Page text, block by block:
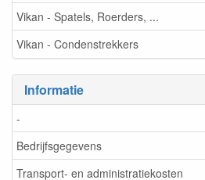
Vikan - Spatels, Roerders, ...
Vikan - Condenstrekkers
Informatie
-
Bedrijfsgegevens
Transport- en administratiekosten